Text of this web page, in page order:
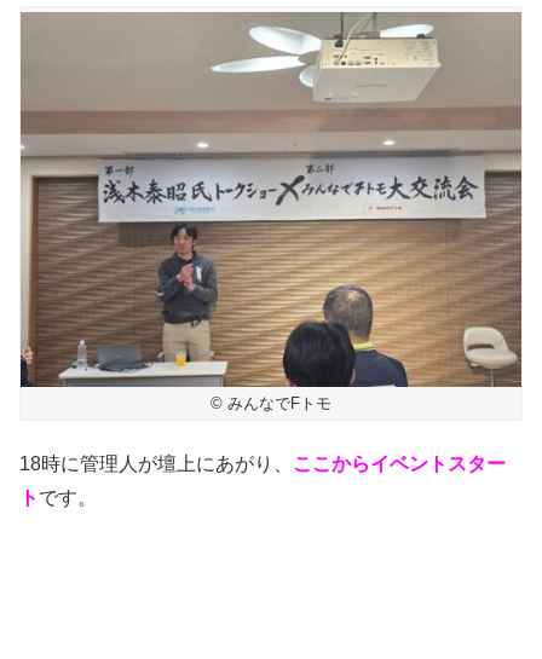
© みんなでFトモ
18時に管理人が壇上にあがり、 ここからイベントスター
ト です。